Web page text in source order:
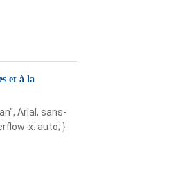
et à la
Arial, sans-
x: auto; }